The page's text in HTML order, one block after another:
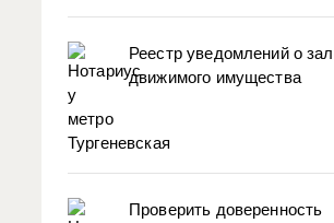
Реестр уведомлений о
движимого имущества
Проверить доверенность